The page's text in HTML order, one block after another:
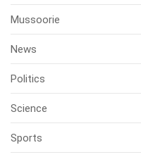
Mussoorie
News
Politics
Science
Sports